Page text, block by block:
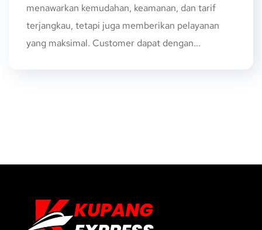
menawarkan kemudahan, keamanan, dan tarif
terjangkau, tetapi juga memberikan pelayanan
yang maksimal. Customer dapat dengan...